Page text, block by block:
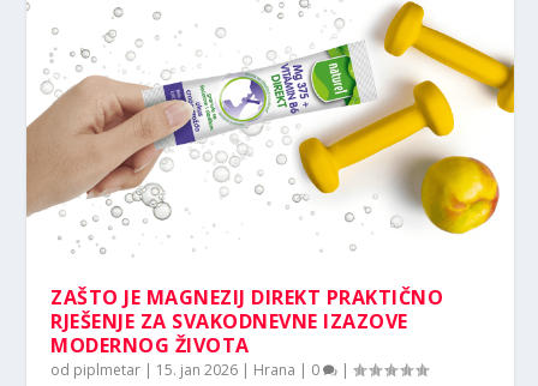
ZAŠTO JE MAGNEZIJ DIREKT PRAKTIČNO
RJEŠENJE ZA SVAKODNEVNE IZAZOVE
MODERNOG ŽIVOTA
od piplmetar | 15. jan 2026 | Hrana | 0 |